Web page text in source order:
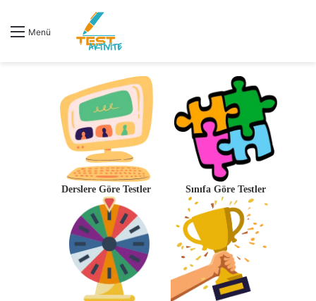
Menü
Derslere Göre Testler Sınıfa Göre Testler